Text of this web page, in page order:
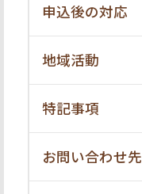
申込後の対応
地域活動
特記事項
お問い合わせ先